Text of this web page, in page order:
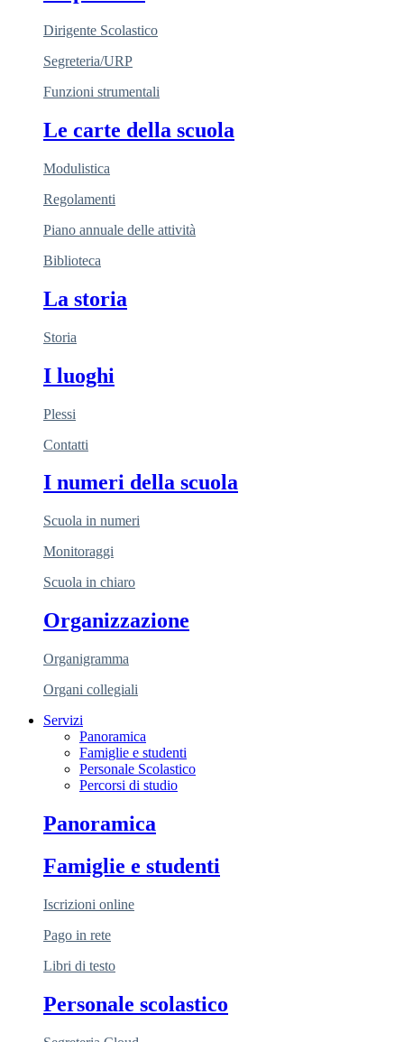
Dirigente Scolastico
Segreteria/URP
Funzioni strumentali
Le carte della scuola
Modulistica
Regolamenti
Piano annuale delle attività
Biblioteca
La storia
Storia
I luoghi
Plessi
Contatti
I numeri della scuola
Scuola in numeri
Monitoraggi
Scuola in chiaro
Organizzazione
Organigramma
Organi collegiali
Servizi
Panoramica
Famiglie e studenti
Personale Scolastico
Percorsi di studio
Panoramica
Famiglie e studenti
Iscrizioni online
Pago in rete
Libri di testo
Personale scolastico